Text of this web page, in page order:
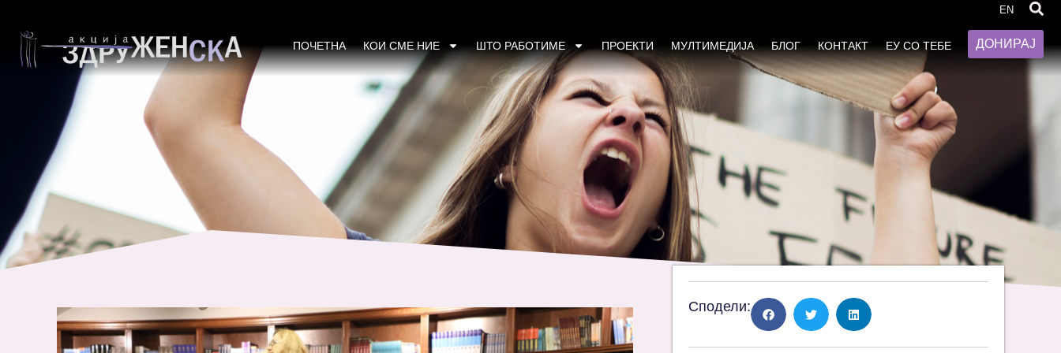
EN
ПОЧЕТНА КОИ СМЕ НИЕ ШТО РАБОТИМЕ ПРОЕКТИ МУЛТИМЕДИЈА БЛОГ КОНТАКТ ЕУ СО ТЕБЕ ДОНИРАЈ
приоритет
Сподели: